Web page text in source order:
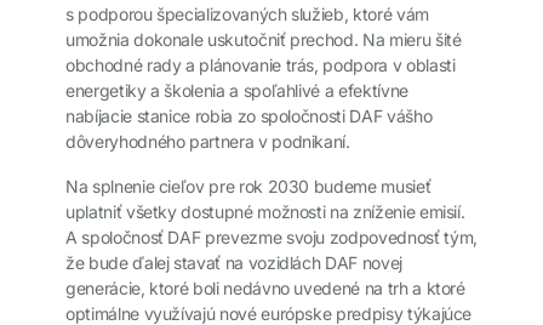
s podporou špecializovaných služieb, ktoré vám
umožnia dokonale uskutočniť prechod. Na mieru šité
obchodné rady a plánovanie trás, podpora v oblasti
energetiky a školenia a spoľahlivé a efektívne
nabíjacie stanice robia zo spoločnosti DAF vášho
dôveryhodného partnera v podnikaní.
Na splnenie cieľov pre rok 2030 budeme musieť
uplatniť všetky dostupné možnosti na zníženie emisií.
A spoločnosť DAF prevezme svoju zodpovednosť tým,
že bude ďalej stavať na vozidlách DAF novej
generácie, ktoré boli nedávno uvedené na trh a ktoré
optimálne využívajú nové európske predpisy týkajúce